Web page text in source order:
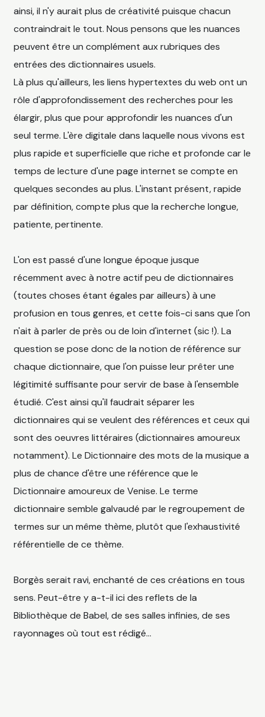
ainsi, il n'y aurait plus de créativité puisque chacun
contraindrait le tout. Nous pensons que les nuances
peuvent être un complément aux rubriques des
entrées des dictionnaires usuels.
Là plus qu'ailleurs, les liens hypertextes du web ont un
rôle d'approfondissement des recherches pour les
élargir, plus que pour approfondir les nuances d'un
seul terme. L'ère digitale dans laquelle nous vivons est
plus rapide et superficielle que riche et profonde car le
temps de lecture d'une page internet se compte en
quelques secondes au plus. L'instant présent, rapide
par définition, compte plus que la recherche longue,
patiente, pertinente.
L'on est passé d'une longue époque jusque
récemment avec à notre actif peu de dictionnaires
(toutes choses étant égales par ailleurs) à une
profusion en tous genres, et cette fois-ci sans que l'on
n'ait à parler de près ou de loin d'internet (sic !). La
question se pose donc de la notion de référence sur
chaque dictionnaire, que l'on puisse leur prêter une
légitimité suffisante pour servir de base à l'ensemble
étudié. C'est ainsi qu'il faudrait séparer les
dictionnaires qui se veulent des références et ceux qui
sont des oeuvres littéraires (dictionnaires amoureux
notamment). Le Dictionnaire des mots de la musique a
plus de chance d'être une référence que le
Dictionnaire amoureux de Venise. Le terme
dictionnaire semble galvaudé par le regroupement de
termes sur un même thème, plutôt que l'exhaustivité
référentielle de ce thème.
Borgès serait ravi, enchanté de ces créations en tous
sens. Peut-être y a-t-il ici des reflets de la
Bibliothèque de Babel, de ses salles infinies, de ses
rayonnages où tout est rédigé...